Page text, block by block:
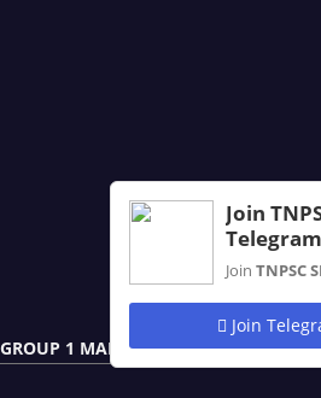
GROUP 1 MAIN NOTES
Join
Join TNPSC
Join